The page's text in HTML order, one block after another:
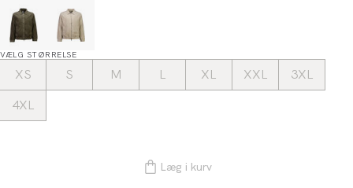
VÆLG STØRRELSE
XS S M L XL XXL
3XL
4XL
Læg i kurv